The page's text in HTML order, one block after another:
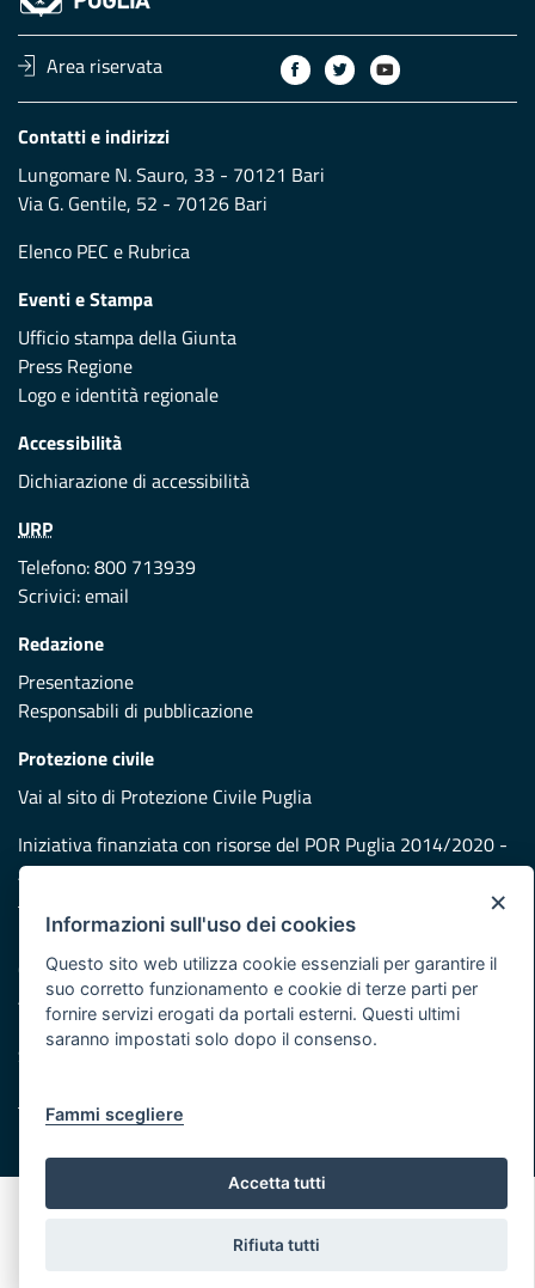
Area riservata
Contatti e indirizzi
Lungomare N. Sauro, 33 - 70121 Bari
Via G. Gentile, 52 - 70126 Bari
Elenco PEC e Rubrica
Eventi e Stampa
Ufficio stampa della Giunta
Press Regione
Logo e identità regionale
Accessibilità
Dichiarazione di accessibilità
URP
Telefono: 800 713939
Scrivici:email
Redazione
Presentazione
Responsabili di pubblicazione
Protezione civile
Vai al sito di Protezione Civile Puglia
Iniziativa finanziata con risorse del POR Puglia 2014/2020 -
Asse XI
Note legali
Cookie e privacy
Atti di notifica
Feed RSS
Servizi Intranet
×
Informazioni sull'uso dei cookies
Questo sito web utilizza cookie essenziali per garantire il
suo corretto funzionamento e cookie di terze parti per
fornire servizi erogati da portali esterni. Questi ultimi
saranno impostati solo dopo il consenso.
Fammi scegliere
Accetta tutti
Rifiuta tutti